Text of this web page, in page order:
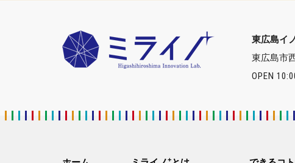
東広島イ
東広島市
OPEN
+